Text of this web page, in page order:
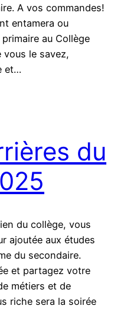
A vos commandes!
entamera ou
au Collège
vous le savez,
et…
du
du collège, vous
ajoutée aux études
du secondaire.
et partagez votre
métiers et de
riche sera la soirée